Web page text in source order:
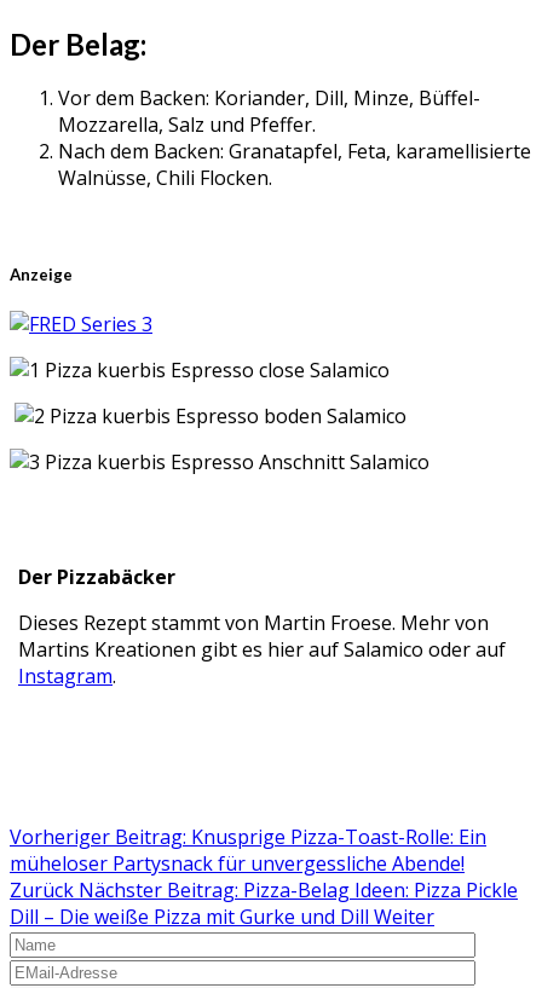
Der Belag:
Vor dem Backen: Koriander, Dill, Minze, Büffel-
Mozzarella, Salz und Pfeffer.
Nach dem Backen: Granatapfel, Feta, karamellisierte
Walnüsse, Chili Flocken.
Anzeige
Der Pizzabäcker
Dieses Rezept stammt von Martin Froese. Mehr von
Martins Kreationen gibt es hier auf Salamico oder auf
Instagram.
Vorheriger Beitrag: Knusprige Pizza-Toast-Rolle: Ein
müheloser Partysnack für unvergessliche Abende!
Zurück Nächster Beitrag: Pizza-Belag Ideen: Pizza Pickle
Dill – Die weiße Pizza mit Gurke und Dill Weiter